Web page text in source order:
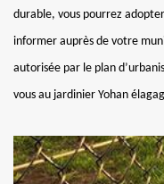
durable, vous pourrez
informer auprès de votre
autorisée par le plan
vous au jardinier Yohan